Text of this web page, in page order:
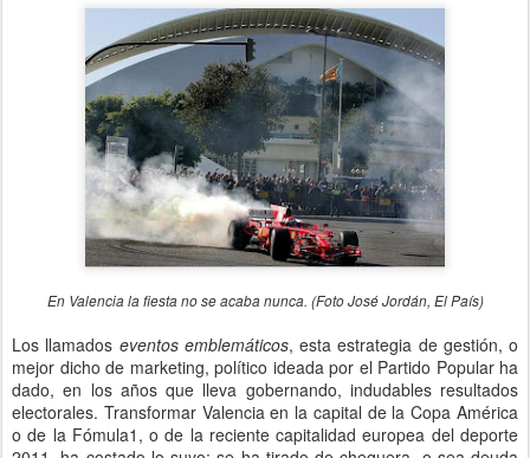
En Valencia la fiesta no se acaba nunca. (Foto José Jordán, El País)
Los llamados eventos emblemáticos, esta estrategia de gestión, o
mejor dicho de marketing, político ideada por el Partido Popular ha
dado, en los años que lleva gobernando, indudables resultados
electorales. Transformar Valencia en la capital de la Copa América
o de la Fómula1, o de la reciente capitalidad europea del deporte